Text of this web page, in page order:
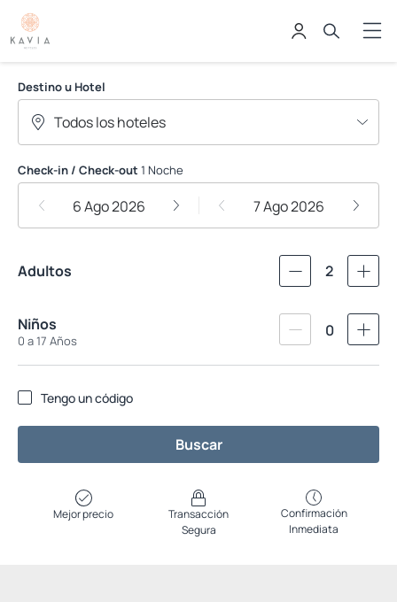
Hoteles Kavia
Destino u Hotel
Check-in / Check-out 1 Noche
6 Ago 2026 7 Ago 2026
Adultos 2
Niños
0 a 17 Años
0
Tengo un código
Buscar
Mejor precio
Transacción
Segura
Confirmación
Inmediata